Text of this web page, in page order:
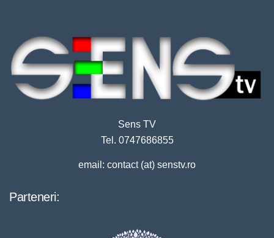
Sens TV
Tel. 0747686855
email: contact (at) senstv.ro
Parteneri: